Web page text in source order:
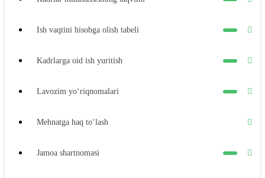
Ish vaqtini hisobga olish tabeli
Kadrlarga oid ish yuritish
Lavozim yoʻriqnomalari
Mehnatga haq toʻlash
Jamoa shartnomasi